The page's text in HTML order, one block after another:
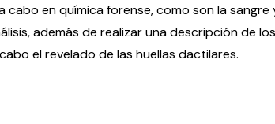
en química forense, como son la sangre
además de realizar una descripción de
el revelado de las huellas dactilares.